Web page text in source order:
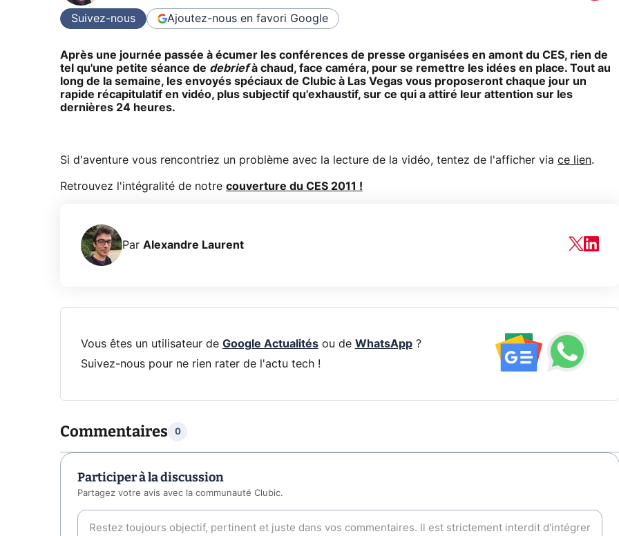
Suivez-nous Ajoutez-nous en favori Google
Après une journée passée à écumer les conférences de presse organisées en amont du CES, rien de
tel qu'une petite séance de debriefà chaud, face caméra, pour se remettre les idées en place. Tout au
long de la semaine, les envoyés spéciaux de Clubic à Las Vegas vous proposeront chaque jour un
rapide récapitulatif en vidéo, plus subjectif qu'exhaustif, sur ce qui a attiré leur attention sur les
dernières 24 heures.
Si d'aventure vous rencontriez un problème avec la lecture de la vidéo, tentez de l'afficher via ce lien.
Retrouvez l'intégralité de notre couverture du CES 2011 !
Par Alexandre Laurent
Vous êtes un utilisateur de Google Actualitésou de WhatsApp?
Suivez-nous pour ne rien rater de l'actu tech !
Commentaires 0
Participer à la discussion
Partagez votre avis avec la communauté Clubic.